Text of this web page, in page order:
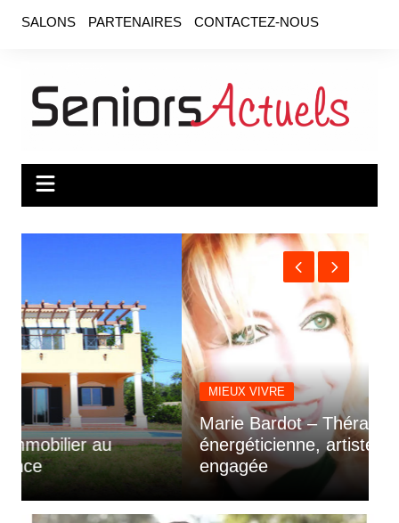
SALONS PARTENAIRES CONTACTEZ-NOUS
MIEUX VIVRE
Marie Bardot – Thérapeute
énergéticienne, artiste et mère
engagée